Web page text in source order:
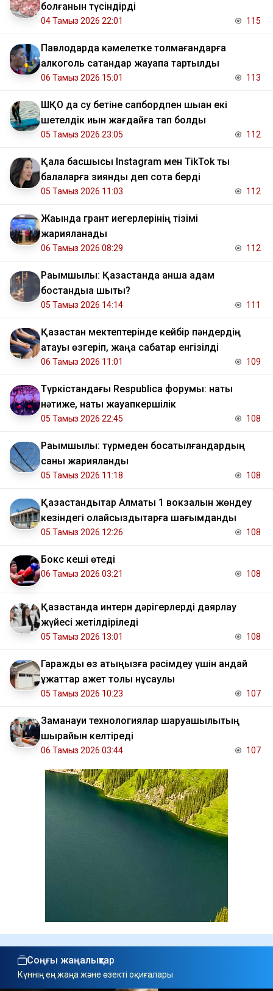
болғанын түсіндірді
04 Тамыз 2026 22:01 115
Павлодарда кәмелетке толмағандарға
алкоголь сатқандар жауапқа тартылды
06 Тамыз 2026 15:01 113
ШҚО да су бетіне сапбордпен шыққан екі
шетелдік қиын жағдайға тап болды
05 Тамыз 2026 23:05 112
Қала басшысы Instagram мен TikTok ты
балаларға зиянды деп сотқа берді
05 Тамыз 2026 11:03 112
Жақында грант иегерлерінің тізімі
жарияланады
06 Тамыз 2026 08:29 112
Рақымшылық: Қазақстанда қанша адам
бостандыққа шықты?
05 Тамыз 2026 14:14 111
Қазақстан мектептерінде кейбір пәндердің
атауы өзгеріп, жаңа сабақтар енгізілді
06 Тамыз 2026 11:01 109
Түркістандағы Respublica форумы: нақты
нәтиже, нақты жауапкершілік
05 Тамыз 2026 22:45 108
Рақымшылық: түрмеден босатылғандардың
саны жарияланды
05 Тамыз 2026 11:18 108
Қазақстандықтар Алматы 1 вокзалын жөндеу
кезіндегі қолайсыздықтарға шағымданды
05 Тамыз 2026 12:26 108
Бокс кеші өтеді
06 Тамыз 2026 03:21 108
Қазақстанда интерн дәрігерлерді даярлау
жүйесі жетілдіріледі
05 Тамыз 2026 13:01 108
Гаражды өз атыңызға рәсімдеу үшін қандай
құжаттар қажет толық нұсқаулық
05 Тамыз 2026 10:23 107
Заманауи технологиялар шаруашылықтың
шырайын келтіреді
06 Тамыз 2026 03:44 107
Соңғы жаңалықтар
Күннің ең жаңа және өзекті оқиғалары